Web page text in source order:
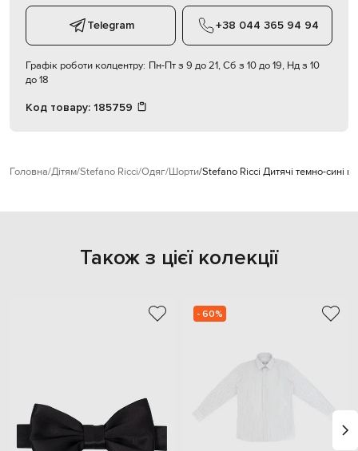
Telegram +38 044 365 94 94
Графік роботи колцентру: Пн-Пт з 9 до 21, Сб з 10 до 19, Нд з 10
до 18
Код товару: 185759
Головна Дітям Stefano Ricci Одяг Шорти Stefano Ricci Дитячі темно-сині
Також з цієї колекції
- 60%